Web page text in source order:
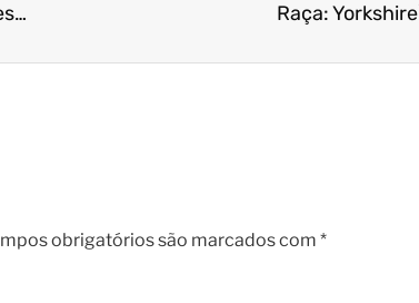
Dicas de adestramento: latido em excesso Raça: Yorkshire
obrigatórios são marcados com *